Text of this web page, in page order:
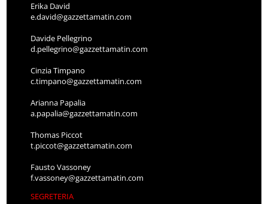
Erika David
e.david@gazzettamatin.com
Davide Pellegrino
d.pellegrino@gazzettamatin.com
Cinzia Timpano
c.timpano@gazzettamatin.com
Arianna Papalia
a.papalia@gazzettamatin.com
Thomas Piccot
t.piccot@gazzettamatin.com
Fausto Vassoney
f.vassoney@gazzettamatin.com
SEGRETERIA